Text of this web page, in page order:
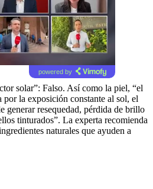
powered by
solar”: Falso. Así como la piel, “el
por la exposición constante al sol, el
generar resequedad, pérdida de brillo
tinturados”. La experta recomienda
naturales que ayuden a